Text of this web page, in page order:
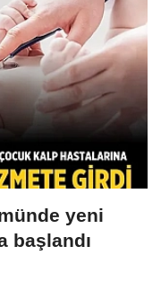
yeni
başlandı